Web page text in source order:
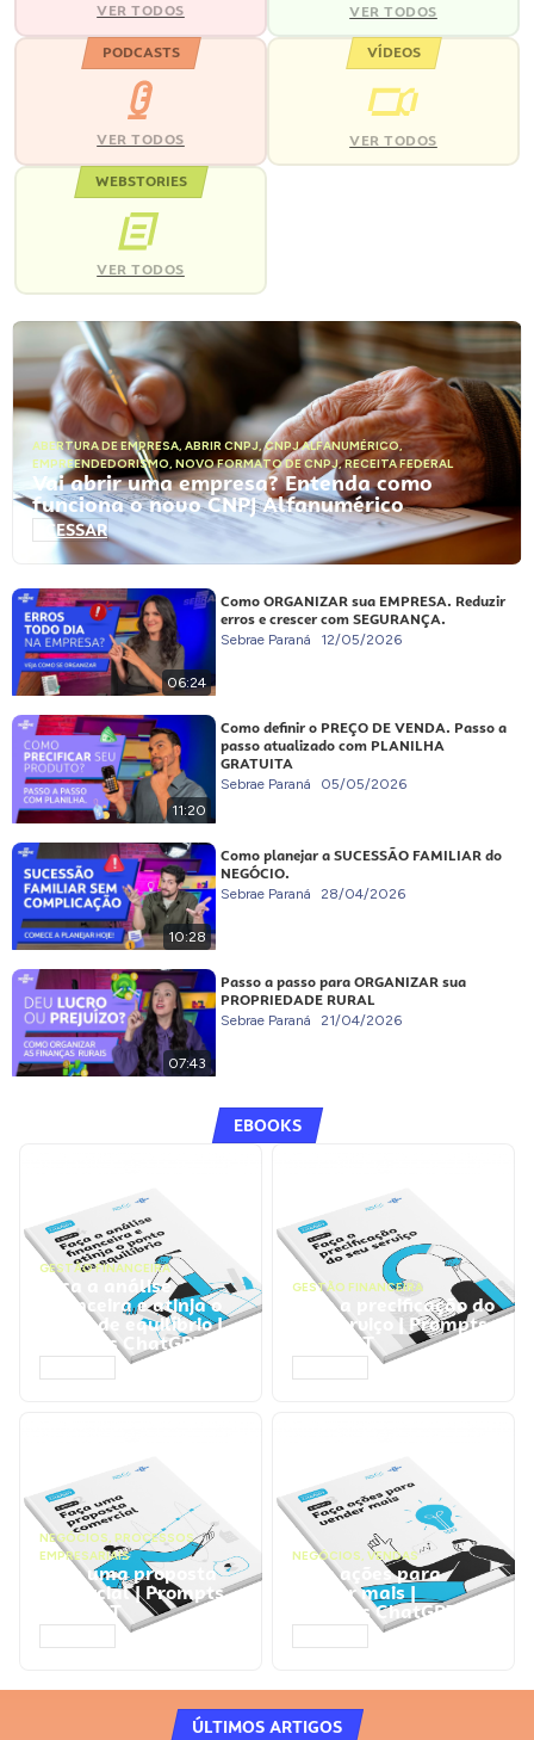
VER TODOS VER TODOS
PODCASTS
VER TODOS
VÍDEOS
VER TODOS
WEBSTORIES
VER TODOS
ABERTURA DE EMPRESA, ABRIR CNPJ,CNPJ ALFANUMÉRICO,
EMPREENDEDORISMO, NOVO FORMATO DE CNPJ,RECEITA FEDERAL
Vai abrir uma empresa? Entenda como
funciona o novo CNPJ Alfanumérico
ACESSAR
06:24
Como ORGANIZAR sua EMPRESA. Reduzir
erros e crescer com SEGURANÇA.
Sebrae Paraná 12/05/2026
11:20
Como definir o PREÇO DE VENDA. Passo a
passo atualizado com PLANILHA
GRATUITA
Sebrae Paraná 05/05/2026
10:28
Como planejar a SUCESSÃO FAMILIAR do
NEGÓCIO.
Sebrae Paraná 28/04/2026
07:43
Passo a passo para ORGANIZAR sua
PROPRIEDADE RURAL
Sebrae Paraná 21/04/2026
EBOOKS
GESTÃO FINANCEIRA
Faça a análise
financeira e atinja o
ponto de equilíbrio |
Prompts ChatGPT
GESTÃO FINANCEIRA
Faça a precificação do
seu serviço | Prompts
ChatGPT
NEGÓCIOS, PROCESSOS
EMPRESARIAIS
Faça uma proposta
comercial | Prompts
ChatGPT
NEGÓCIOS, VENDAS
Faça ações para
vender mais |
Prompts ChatGPT
ÚLTIMOS ARTIGOS